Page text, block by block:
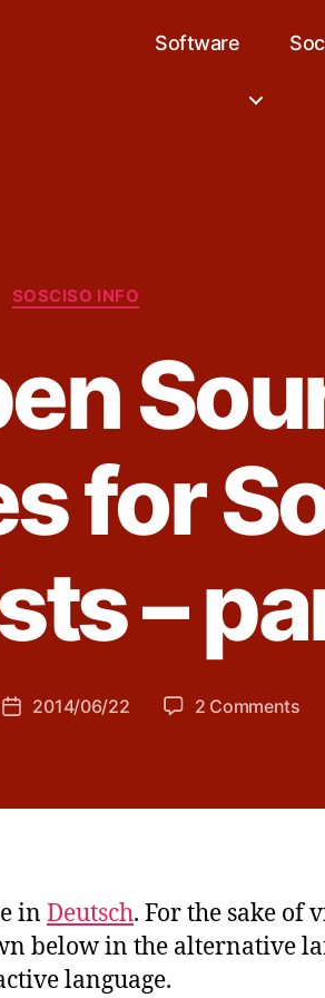
Software
Categories
SOSCISO INFO
for
–
Post2014/06/22 2 Commentson
–
in Deutsch. For the sake of
below in the alternative
language.